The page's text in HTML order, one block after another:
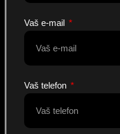
Vaš e-mail
Vaš telefon